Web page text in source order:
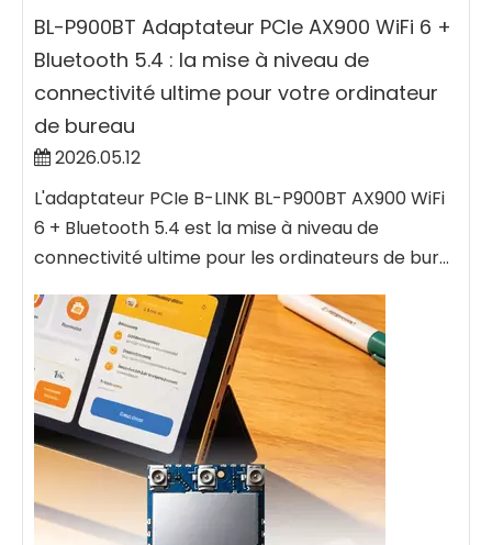
BL-P900BT Adaptateur PCIe AX900 WiFi 6 +
Bluetooth 5.4 : la mise à niveau de
connectivité ultime pour votre ordinateur
de bureau
2026.05.12
L'adaptateur PCIe B-LINK BL-P900BT AX900 WiFi
6 + Bluetooth 5.4 est la mise à niveau de
connectivité ultime pour les ordinateurs de bur...